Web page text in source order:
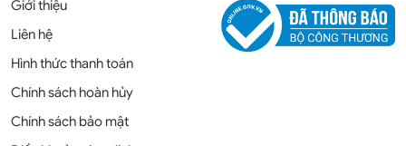
Giới thiệu
Liên hệ
Hình thức thanh toán
Chính sách hoàn hủy
Chính sách bảo mật